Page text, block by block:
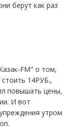
14РУБ.,
повышать цены,
И вот
утром